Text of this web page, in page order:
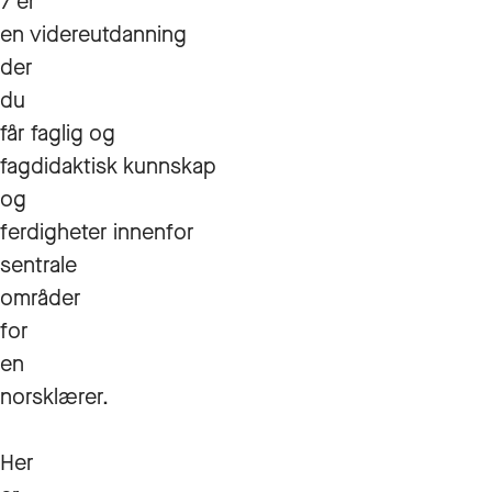
en videreutdanning
der
du
får faglig og
fagdidaktisk kunnskap
og
ferdigheter innenfor
sentrale
områder
for
en
norsklærer.
Her